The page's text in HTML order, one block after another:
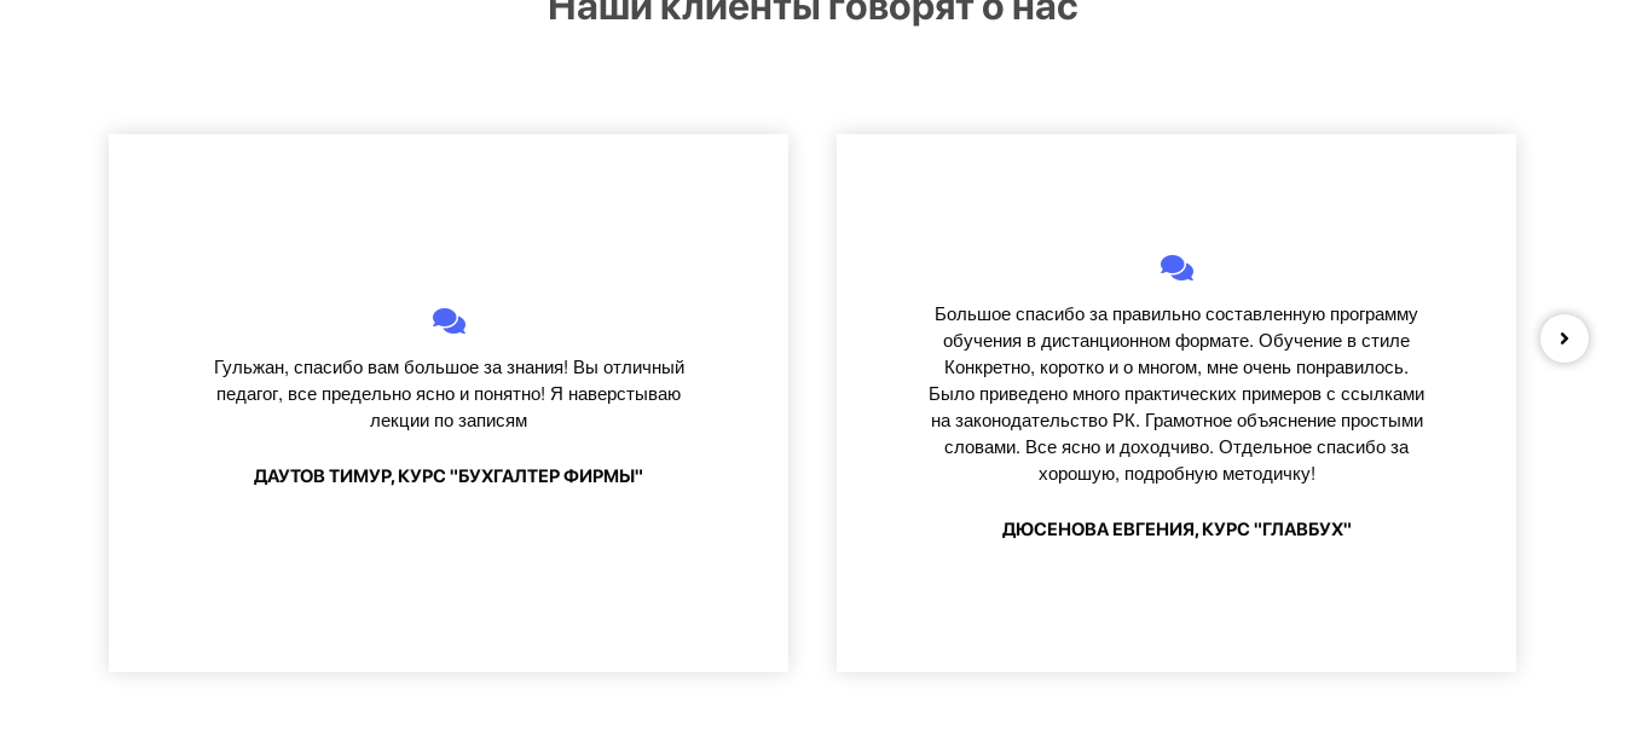
Гульжан, спасибо вам большое за знания! Вы отличный
педагог, все предельно ясно и понятно! Я наверстываю
лекции по записям
ДАУТОВ ТИМУР, КУРС "БУХГАЛТЕР ФИРМЫ"
Большое спасибо за правильно составленную программу
обучения в дистанционном формате. Обучение в стиле
Конкретно, коротко и о многом, мне очень понравилось.
Было приведено много практических примеров с ссылками
на законодательство РК. Грамотное объяснение простыми
словами. Все ясно и доходчиво. Отдельное спасибо за
хорошую, подробную методичку!
ДЮСЕНОВА ЕВГЕНИЯ, КУРС "ГЛАВБУХ"